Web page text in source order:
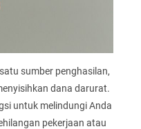
sumber penghasilan,
dana darurat.
untuk melindungi Anda
pekerjaan atau